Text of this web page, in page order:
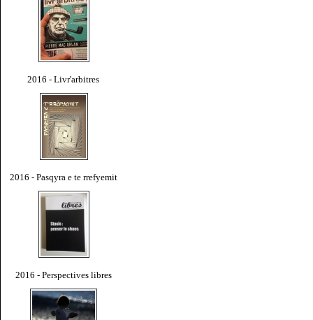
2016 - Livr'arbitres
2016 - Pasqyra e te rrefyemit
2016 - Perspectives libres